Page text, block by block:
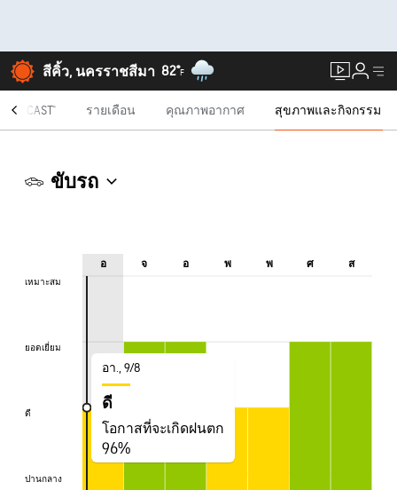
สีคิ้ว, นครราชสีมา 82°F
รายเดือน คุณภาพอากาศ สุขภาพและกิจกรรม
ขับรถ
เหมาะสม
ยอดเยี่ยม
ดี
ปานกลาง
อ จ อ พ พ ศ ส
เหมาะสม
ยอดเยี่ยม
ดี
ปานกลาง
อา., 9/8
ดี
โอกาสที่จะเกิดฝนตก
96%